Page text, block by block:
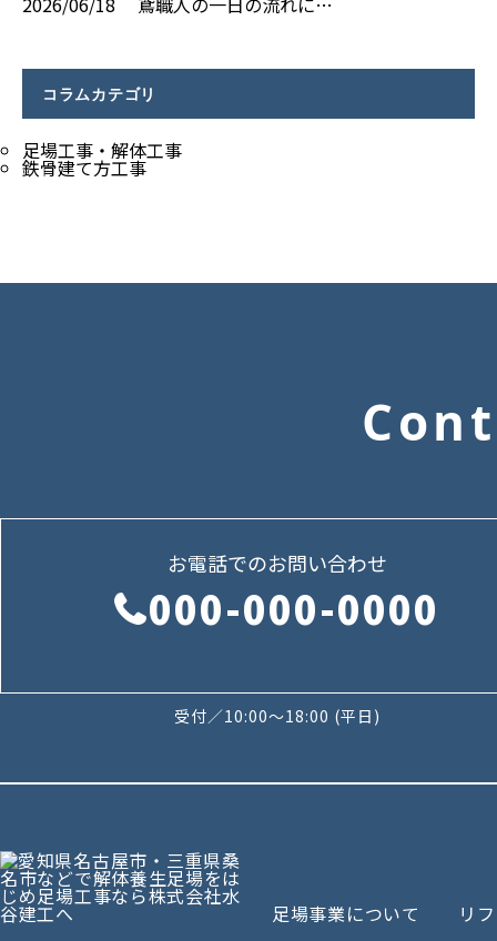
コラムカテゴリ
足場工事・解体工事
鉄骨建て方工事
お電話でのお問い合わせ
000-000-0000
受付／10:00～18:00 (平日)
足場事業について
リ